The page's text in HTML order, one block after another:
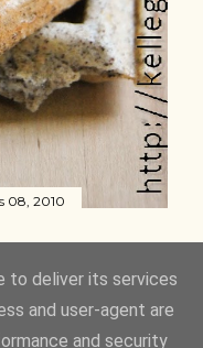
08, 2010
to deliver its services
and user-agent are
and security